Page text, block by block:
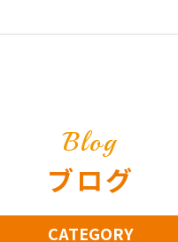
Blog
ブログ
CATEGORY